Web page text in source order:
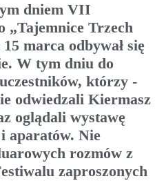
dniem VII
„Tajemnice Trzech
marca odbywał się
W tym dniu do
którzy -
odwiedzali Kiermasz
oglądali wystawę
aparatów. Nie
rozmów z
zaproszonych